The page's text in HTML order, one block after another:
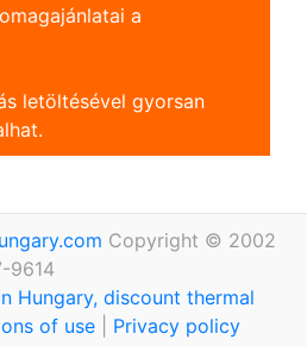
a
letöltésével gyorsan
Copyright © 2002
9614
Hungary, discount thermal
of use Privacy policy